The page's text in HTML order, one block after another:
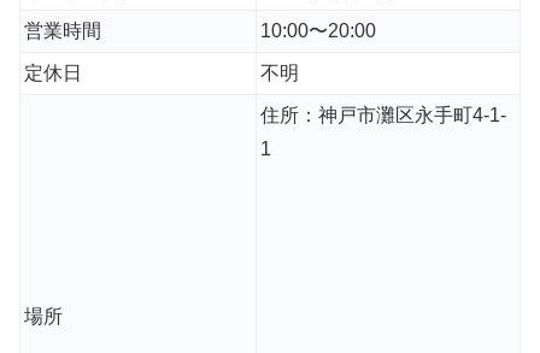
営業時間 10:00〜20:00
定休日 不明
場所
住所：神戸市灘区永手町4-1-
1